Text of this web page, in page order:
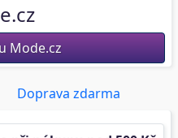
Mode.cz
Doprava zdarma